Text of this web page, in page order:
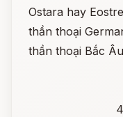
Ostara hay
thần thoại
thần thoại Bắc